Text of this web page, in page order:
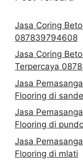
Jasa Coring
087839794608
Jasa Coring
Terpercaya
Jasa
Flooring di
Jasa
Flooring di
Jasa
Flooring di mlati